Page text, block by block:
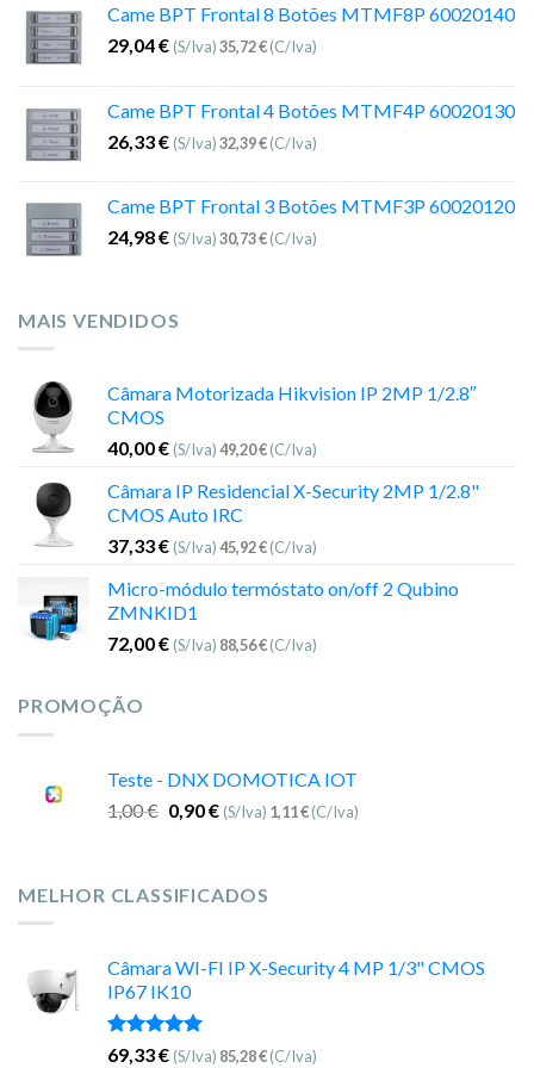
Came BPT Frontal 8 Botões MTMF8P 60020140
29,04€ (S/Iva)35,72€(C/Iva)
Came BPT Frontal 4 Botões MTMF4P 60020130
26,33€ (S/Iva)32,39€(C/Iva)
Came BPT Frontal 3 Botões MTMF3P 60020120
24,98€ (S/Iva)30,73€(C/Iva)
MAIS VENDIDOS
Câmara Motorizada Hikvision IP 2MP 1/2.8″
CMOS
40,00€ (S/Iva)49,20€(C/Iva)
Câmara IP Residencial X-Security 2MP 1/2.8"
CMOS Auto IRC
37,33€ (S/Iva)45,92€(C/Iva)
Micro-módulo termóstato on/off 2 Qubino
ZMNKID1
72,00€ (S/Iva) 88,56€(C/Iva)
PROMOÇÃO
Teste - DNX DOMOTICA IOT
1,00€ 0,90€ (S/Iva) 1,11€(C/Iva)
MELHOR CLASSIFICADOS
Câmara WI-FI IP X-Security 4 MP 1/3" CMOS
IP67 IK10
Avaliação
69,33€ (S/Iva) 85,28€(C/Iva)